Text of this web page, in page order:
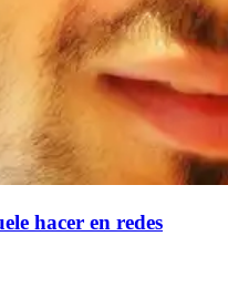
hacer en redes